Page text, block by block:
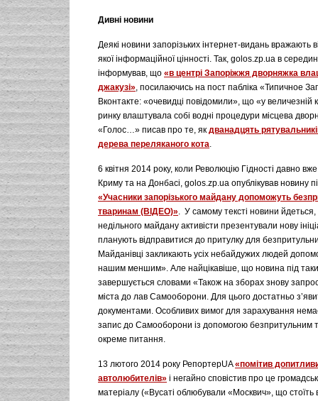
Дивні новини
Деякі новини запорізьких інтернет-видань вражають
якої інформаційної цінності. Так, golos.zp.ua в
інформував, що «в центрі Запоріжжя дворняжка
джакузі», посилаючись на пост пабліка «Типичное
Вконтакте: «очевидці повідомили», що «у
ринку влаштувала собі водні процедури місцева
«Голос…» писав про те, як дванадцять
дерева переляканого кота.
6 квітня 2014 року, коли Революцію Гідності давно вже
Криму та на Донбасі, golos.zp.ua опублікував новину
«Учасники запорізького майдану допоможуть
тваринам (ВІДЕО)». У самому тексті новини
недільного майдану активісти презентували нову
планують відправитися до притулку для
Майданівці закликають усіх небайдужих людей
нашим меншим». Але найцікавіше, що новина під
завершується словами «Також на зборах знову
міста до лав Самооборони. Для цього достатньо
документами. Особливих вимог для зарахування
запис до Самооборони із допомогою безпритульним
окреме питання.
13 лютого 2014 року РепортерUA«помітив
автолюбителів» і негайно сповістив про це
матеріалу («Вусаті облюбували «Москвич», що стоїть